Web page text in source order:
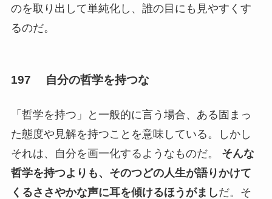
のを取り出して単純化し、誰の目にも見やすくす
るのだ。
197 自分の哲学を持つな
「哲学を持つ」と一般的に言う場合、ある固まっ
た態度や見解を持つことを意味している。しかし
それは、自分を画一化するようなものだ。 そんな
哲学を持つよりも、そのつどの人生が語りかけて
くるささやかな声に耳を傾けるほうがましだ。そ